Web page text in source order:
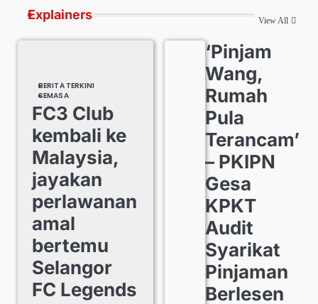
Explainers View All
BERITA TERKINI
SEMASA
FC3 Club
kembali ke
Malaysia,
jayakan
perlawanan
amal
bertemu
Selangor
FC Legends
‘Pinjam
Wang,
Rumah
Pula
Terancam’
– PKIPN
Gesa
KPKT
Audit
Syarikat
Pinjaman
Berlesen